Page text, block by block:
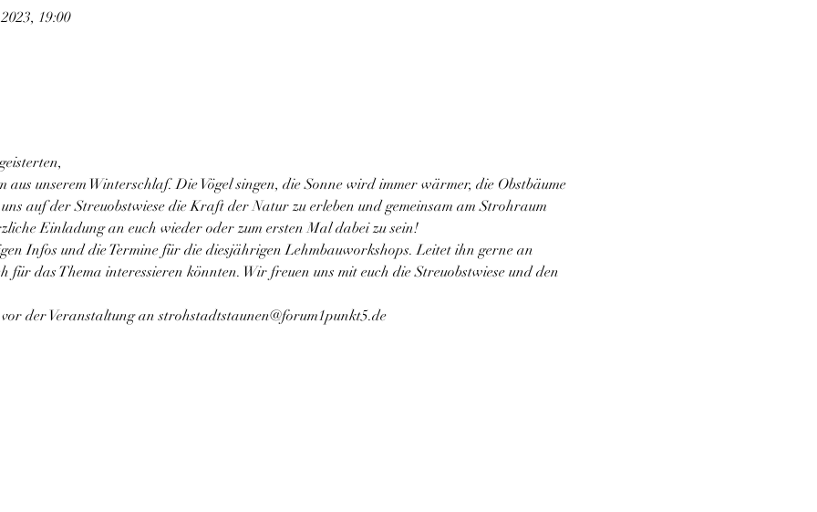
19:00
unserem Winterschlaf. Die Vögel singen, die Sonne wird immer wärmer, die Obstbäume
auf der Streuobstwiese die Kraft der Natur zu erleben und gemeinsam am Strohraum
Einladung an euch wieder oder zum ersten Mal dabei zu sein!
Infos und die Termine für die diesjährigen Lehmbauworkshops. Leitet ihn gerne an
für das Thema interessieren könnten. Wir freuen uns mit euch die Streuobstwiese und den
der Veranstaltung an strohstadtstaunen@forum1punkt5.de